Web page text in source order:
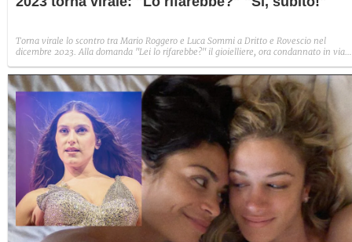
Torna virale lo scontro tra Mario Roggero e Luca Sommi a Dritto e Rovescio nel
dicembre 2023. Alla domanda "Lei lo rifarebbe?" il gioielliere, ora condannato in via